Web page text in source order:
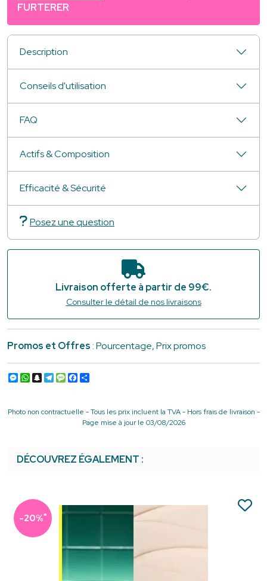
FURTERER
Description
Conseils d'utilisation
FAQ
Actifs & Composition
Efficacité & Sécurité
Posez une question
Livraison offerte à partir de 99€.
Consulter le détail de nos livraisons
Promos et Offres : Pourcentage, Prix promos
Messenger
WhatsApp
Snapchat
Telegram
Message
Facebook
Photo non contractuelle - Tous les prix incluent la TVA - Hors frais de livraison -
Page mise à jour le 03/08/2026
DÉCOUVREZ ÉGALEMENT :
-20%*